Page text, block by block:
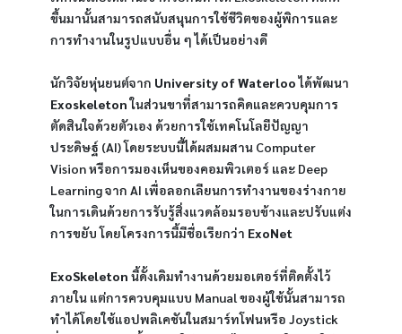
ขึ้นมานั้นสามารถสนับสนุนการใช้ชีวิตของผู้พิการและ
การทำงานในรูปแบบอื่น ๆ ได้เป็นอย่างดี
นักวิจัยหุ่นยนต์จาก University of Waterlooได้พัฒนา
Exoskeletonในส่วนขาที่สามารถคิดและควบคุมการ
ตัดสินใจด้วยตัวเอง ด้วยการใช้เทคโนโลยีปัญญา
ประดิษฐ์ (AI) โดยระบบนี้ได้ผสมผสาน Computer
Vision หรือการมองเห็นของคอมพิวเตอร์ และ Deep
Learning จาก AI เพื่อลอกเลียนการทำงานของร่างกาย
ในการเดินด้วยการรับรู้สิ่งแวดล้อมรอบข้างและปรับแต่ง
การขยับ โดยโครงการนี้มีชื่อเรียกว่า ExoNet
ExoSkeleton นี้ดั้งเดิมทำงานด้วยมอเตอร์ที่ติดตั้งไว้
ภายใน แต่การควบคุมแบบ Manual ของผู้ใช้นั้นสามารถ
ทำได้โดยใช้แอปพลิเคชันในสมาร์ทโฟนหรือ Joystick